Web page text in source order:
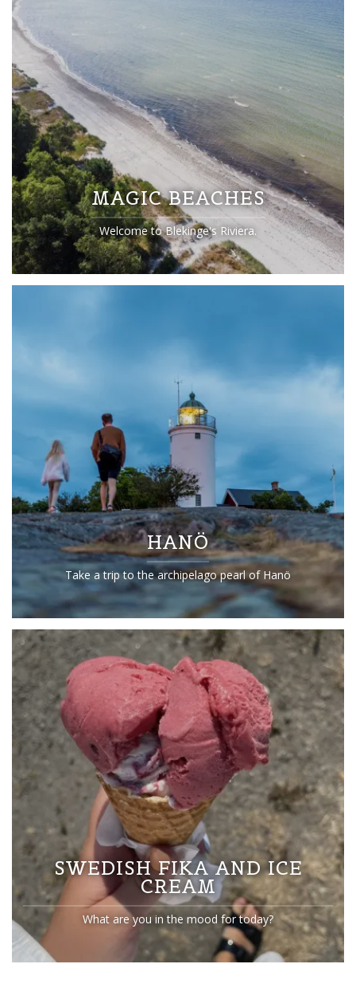
MAGIC BEACHES
Welcome to Blekinge's Riviera.
HANÖ
Take a trip to the archipelago pearl of Hanö
SWEDISH FIKA AND ICE
CREAM
What are you in the mood for today?